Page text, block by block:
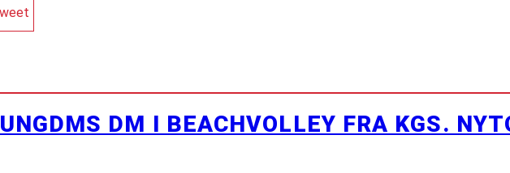
DM I BEACHVOLLEY FRA KGS.